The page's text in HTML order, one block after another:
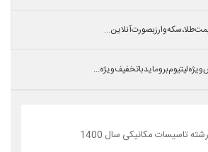
طلا،سکه و ارز بصورت آنلاین...
لیتیوم بروماید با تخفیف ویژه...
تاسیسات مکانیکی سال 1400